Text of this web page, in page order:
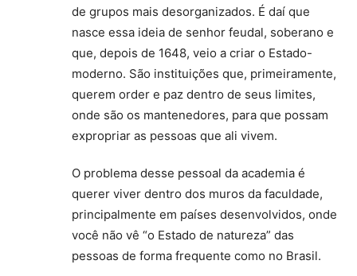
de grupos mais desorganizados. É daí que
nasce essa ideia de senhor feudal, soberano e
que, depois de 1648, veio a criar o Estado-
moderno. São instituições que, primeiramente,
querem order e paz dentro de seus limites,
onde são os mantenedores, para que possam
expropriar as pessoas que ali vivem.
O problema desse pessoal da academia é
querer viver dentro dos muros da faculdade,
principalmente em países desenvolvidos, onde
você não vê “o Estado de natureza” das
pessoas de forma frequente como no Brasil.